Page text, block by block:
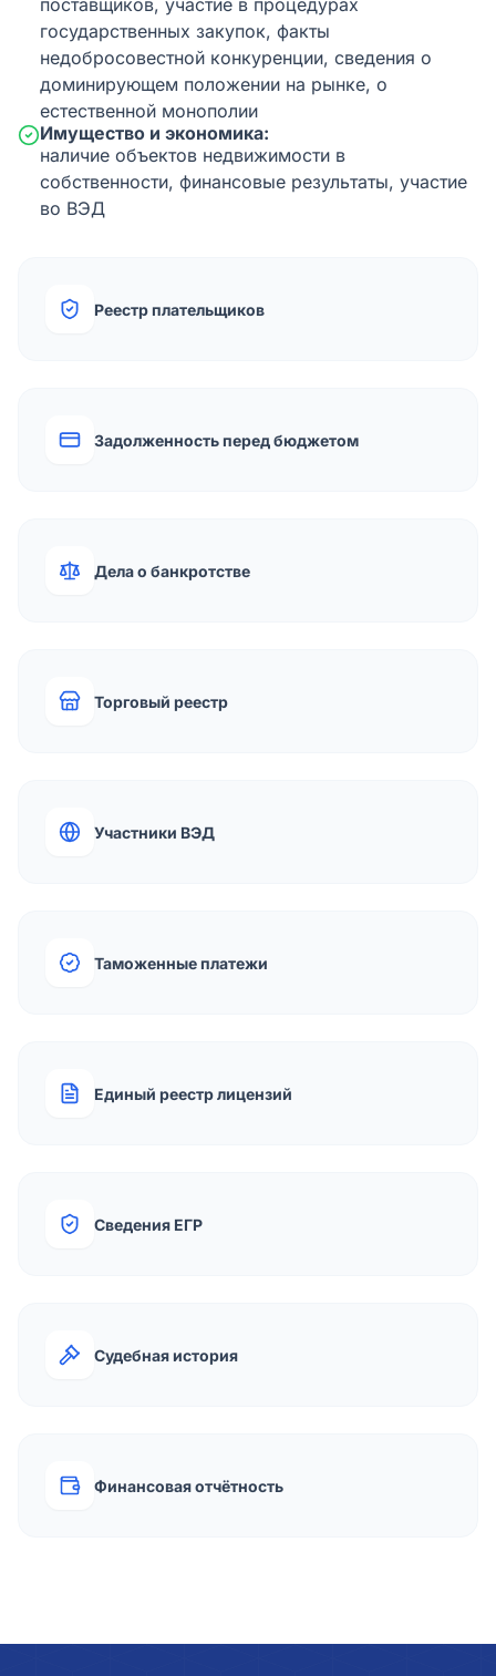
поставщиков, участие в процедурах
государственных закупок, факты
недобросовестной конкуренции, сведения о
доминирующем положении на рынке, о
естественной монополии
Имущество и экономика:
наличие объектов недвижимости в
собственности, финансовые результаты, участие
во ВЭД
Реестр плательщиков
Задолженность перед бюджетом
Дела о банкротстве
Торговый реестр
Участники ВЭД
Таможенные платежи
Единый реестр лицензий
Сведения ЕГР
Судебная история
Финансовая отчётность